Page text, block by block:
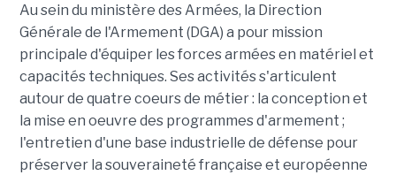
Au sein du ministère des Armées, la Direction
Générale de l'Armement (DGA) a pour mission
principale d'équiper les forces armées en matériel et
capacités techniques. Ses activités s'articulent
autour de quatre coeurs de métier : la conception et
la mise en oeuvre des programmes d'armement ;
l'entretien d'une base industrielle de défense pour
préserver la souveraineté française et européenne